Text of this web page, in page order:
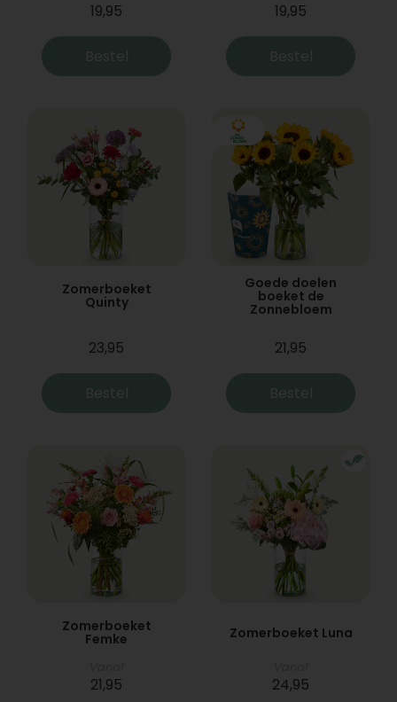
19,95
Bestel
19,95
Bestel
Zomerboeket
Quinty
23,95
Bestel
Goede doelen
boeket de
Zonnebloem
21,95
Bestel
Zomerboeket
Femke
21,95
Zomerboeket Luna
24,95